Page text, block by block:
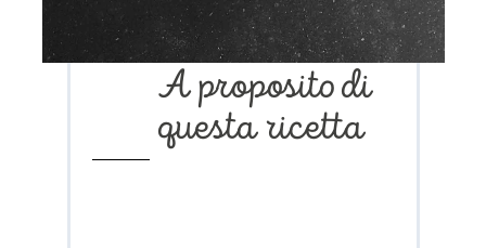
A proposito di
questa ricetta